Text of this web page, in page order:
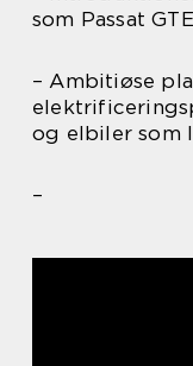
som Passat
– Ambitiøse
og elbiler som
–